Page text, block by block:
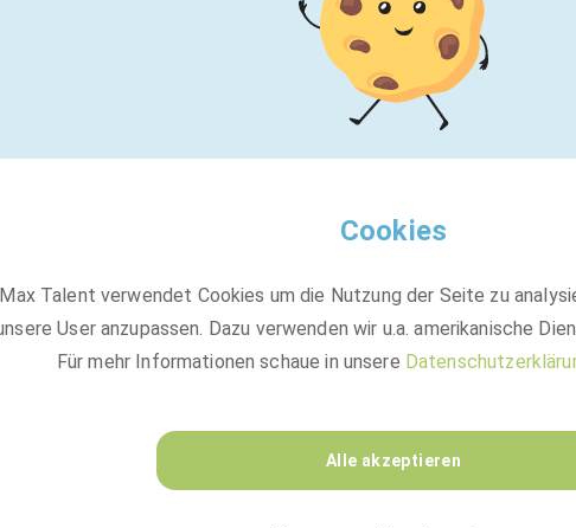
Cookies
Max Talent verwendet Cookies um die Nutzung der Seite zu
User anzupassen. Dazu verwenden wir u.a. amerikanische
Für mehr Informationen schaue in unsere
Alle akzeptieren